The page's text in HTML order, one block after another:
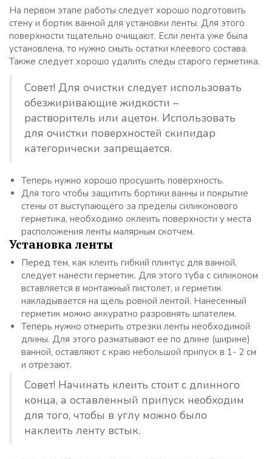
На первом этапе работы следует хорошо подготовить
стену и бортик ванной для установки ленты. Для этого
поверхности тщательно очищают. Если лента уже была
установлена, то нужно смыть остатки клеевого состава.
Также следует хорошо удалить следы старого герметика.
Совет! Для очистки следует использовать
обезжиривающие жидкости –
растворитель или ацетон. Использовать
для очистки поверхностей скипидар
категорически запрещается.
Теперь нужно хорошо просушить поверхность.
Для того чтобы защитить бортики ванны и покрытие
стены от выступающего за пределы силиконового
герметика, необходимо оклеить поверхности у места
расположения ленты малярным скотчем.
Установка ленты
Перед тем, как клеить гибкий плинтус для ванной,
следует нанести герметик. Для этого туба с силиконом
вставляется в монтажный пистолет, и герметик
накладывается на щель ровной лентой. Нанесенный
герметик можно аккуратно разровнять шпателем.
Теперь нужно отмерить отрезки ленты необходимой
длины. Для этого разматывают ее по длине (ширине)
ванной, оставляют с краю небольшой припуск в 1- 2 см
и отрезают.
Совет! Начинать клеить стоит с длинного
конца, а оставленный припуск необходим
для того, чтобы в углу можно было
наклеить ленту встык.